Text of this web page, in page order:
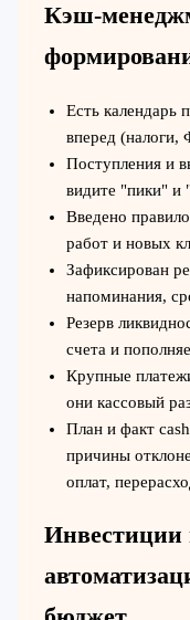
Есть календарь
вперед (налоги,
Поступления и
видите "пики" и
Введено
работ и новых
Зафиксирован
напоминания,
Резерв
счета и
Крупные
они кассовый
План и факт
причины
оплат,
Инвестиции